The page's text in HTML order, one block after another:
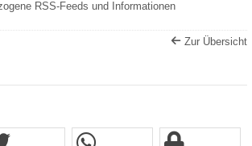
RSS-Feeds und Informationen
Zur Übersicht